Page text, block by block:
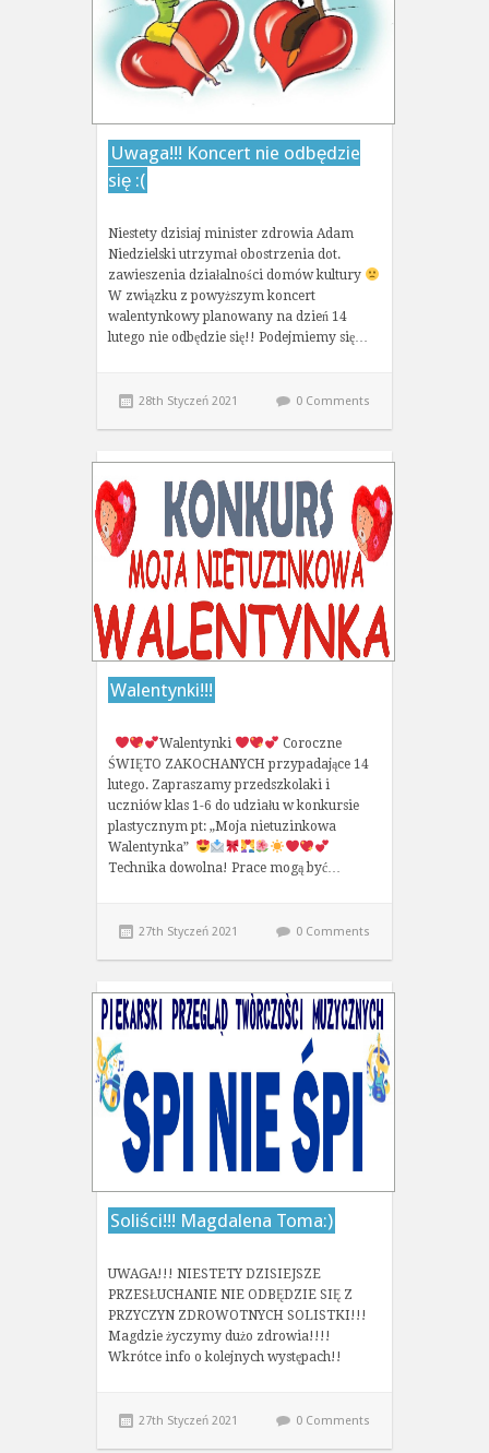
Uwaga!!! Koncert nie odbędzie
się :(
Niestety dzisiaj minister zdrowia Adam
Niedzielski utrzymał obostrzenia dot.
zawieszenia działalności domów kultury
W związku z powyższym koncert
walentynkowy planowany na dzień 14
lutego nie odbędzie się!! Podejmiemy się…
28th Styczeń 2021 0 Comments
Walentynki!!!
Walentynki
Coroczne
ŚWIĘTO ZAKOCHANYCH przypadające 14
lutego. Zapraszamy przedszkolaki i
uczniów klas 1-6 do udziału w konkursie
plastycznym pt: „Moja nietuzinkowa
Walentynka”
Technika dowolna! Prace mogą być…
27th Styczeń 2021 0 Comments
Soliści!!! Magdalena Toma:)
UWAGA!!! NIESTETY DZISIEJSZE
PRZESŁUCHANIE NIE ODBĘDZIE SIĘ Z
PRZYCZYN ZDROWOTNYCH SOLISTKI!!!
Magdzie życzymy dużo zdrowia!!!!
Wkrótce info o kolejnych występach!!
27th Styczeń 2021 0 Comments